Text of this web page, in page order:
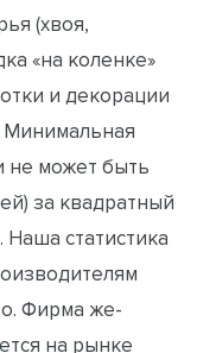
(хвоя,
«на коленке»
и декорации
Минимальная
не может быть
за квадратный
Наша статистика
Фирма же-
на рынке